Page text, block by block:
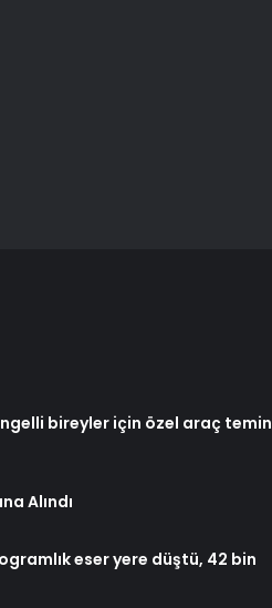
bireyler için özel araç temin
Alındı
eser yere düştü, 42 bin